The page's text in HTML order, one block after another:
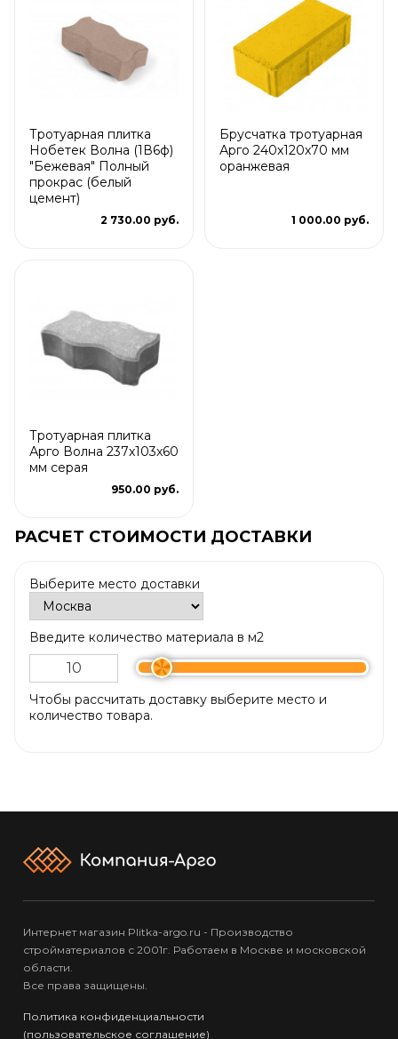
Тротуарная плитка
Нобетек Волна (1В6ф)
"Бежевая" Полный
прокрас (белый
цемент)
2 730.00 руб.
Брусчатка тротуарная
Арго 240x120x70 мм
оранжевая
1 000.00 руб.
Тротуарная плитка
Арго Волна 237x103x60
мм серая
950.00 руб.
РАСЧЕТ СТОИМОСТИ ДОСТАВКИ
Выберите место доставки
Введите количество материала в м2
Чтобы рассчитать доставку выберите место и
количество товара.
Интернет магазин Plitka-argo.ru - Производство
стройматериалов с 2001г. Работаем в Москве и московской
области.
Все права защищены.
Политика конфиденциальности
(пользовательское соглашение)